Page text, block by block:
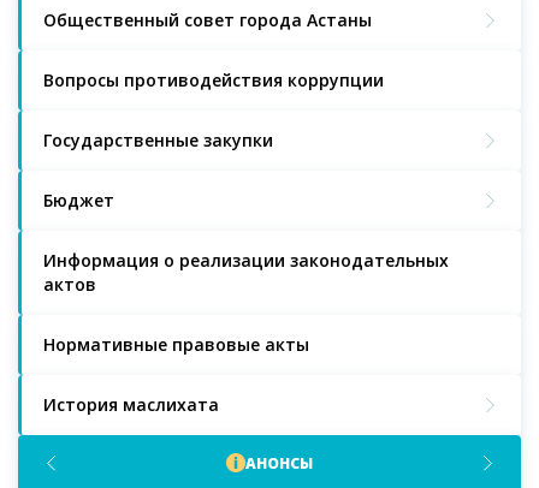
Общественный совет города Астаны
Вопросы противодействия коррупции
Государственные закупки
Бюджет
Информация о реализации законодательных
актов
Нормативные правовые акты
История маслихата
АНОНСЫ